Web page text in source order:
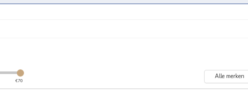
€70
Alle merken